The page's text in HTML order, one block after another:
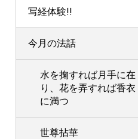
写経体験!!
今月の法話
水を掬すれば月手に在
り、花を弄すれば香衣
に満つ
世尊拈華